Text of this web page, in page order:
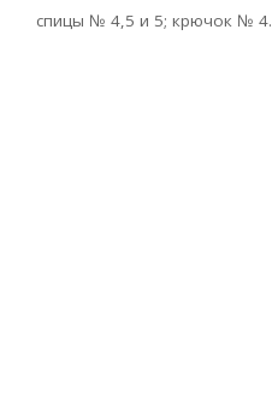
спицы № 4,5 и 5; крючок № 4.